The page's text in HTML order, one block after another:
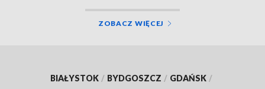
ZOBACZ WIĘCEJ
BIAŁYSTOK / BYDGOSZCZ / GDAŃSK /